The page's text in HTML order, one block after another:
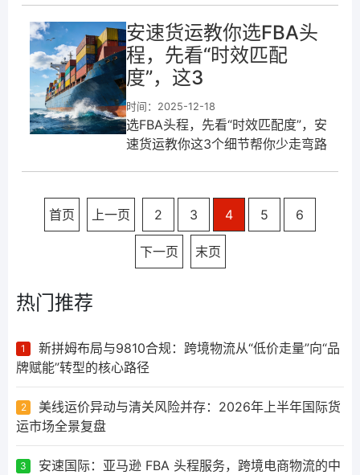
后期一堆附加费，总成本比贵的还
高。
安速货运教你选FBA头
程，先看“时效匹配
度”，这3
时间：2025-12-18
选FBA头程，先看“时效匹配度”，安
速货运教你这3个细节帮你少走弯路
资金，其实核心就一点：物流时效
得
首页 上一页 2 3 4 5 6
下一页 末页
热门推荐
1
新拼姆布局与9810合规：跨境物流从“低价走量”向“品
牌赋能”转型的核心路径
2
美线运价异动与清关风险并存：2026年上半年国际货
运市场全景复盘
3
安速国际：亚马逊 FBA 头程服务，跨境电商物流的中